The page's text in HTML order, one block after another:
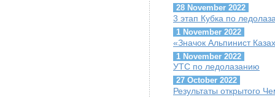
28 November 2022
3 этап Кубка по
1 November 2022
«Значок Альпинист
1 November 2022
УТС по ледолазанию
27 October 2022
Результаты открытого